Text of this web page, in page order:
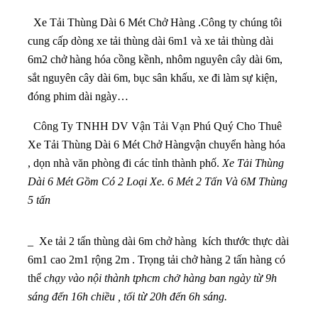
Xe Tải Thùng Dài 6 Mét Chở Hàng .Công ty chúng tôi
cung cấp dòng xe tải thùng dài 6m1 và xe tải thùng dài
6m2 chở hàng hóa cồng kềnh, nhôm nguyên cây dài 6m,
sắt nguyên cây dài 6m, bục sân khấu, xe đi làm sự kiện,
đóng phim dài ngày…
Công Ty TNHH DV Vận Tải Vạn Phú Quý Cho Thuê
Xe Tải Thùng Dài 6 Mét Chở Hàngvận chuyển hàng hóa
, dọn nhà văn phòng đi các tỉnh thành phố. Xe Tải Thùng
Dài 6 Mét Gồm Có 2 Loại Xe. 6 Mét 2 Tấn Và 6M Thùng
5 tấn
_ Xe tải 2 tấn thùng dài 6m chở hàng kích thước thực dài
6m1 cao 2m1 rộng 2m . Trọng tải chở hàng 2 tấn hàng có
thể chạy vào nội thành tphcm chở hàng ban ngày từ 9h
sáng đến 16h chiều , tối từ 20h đến 6h sáng.